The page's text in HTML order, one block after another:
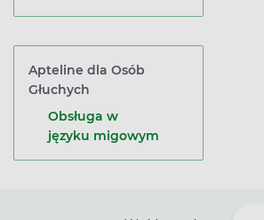
Apteline dla Osób
Głuchych
Obsługa w
języku migowym